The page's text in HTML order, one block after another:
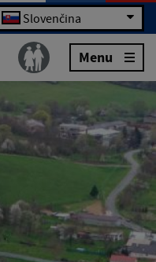
Slovenčina
Menu